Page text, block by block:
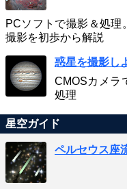
PCソフトで撮影＆処理
撮影を初歩から解説
惑星を撮影し
CMOSカメラ
処理
星空ガイド
ペルセウス座